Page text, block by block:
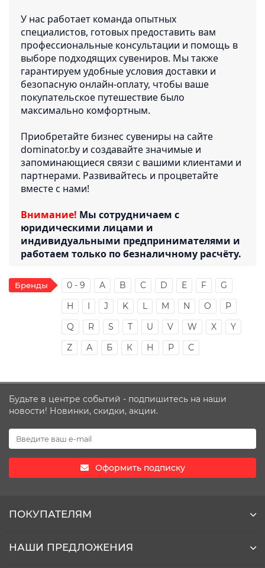
У нас работает команда опытных
специалистов, готовых предоставить вам
профессиональные консультации и помощь в
выборе подходящих сувениров. Мы также
гарантируем удобные условия доставки и
безопасную онлайн-оплату, чтобы ваше
покупательское путешествие было
максимально комфортным.
Приобретайте бизнес сувениры на сайте
dominator.by и создавайте значимые и
запоминающиеся связи с вашими клиентами и
партнерами. Развивайтесь и процветайте
вместе с нами!
Внимание! Мы сотрудничаем с
юридическими лицами и
индивидуальными предпринимателями и
работаем только по безналичному расчёту.
Бренды 0 - 9 A B C D E F
G
H
I J K L M N O
P
Q
R S T U V W X
Y
Z
А Б К Н Р С
Будьте в центре событий - подпишитесь на наши
новости! Новинки, скидки, акции.
Оформить подписку
ПОКУПАТЕЛЯМ
НАШИ ПРЕДЛОЖЕНИЯ